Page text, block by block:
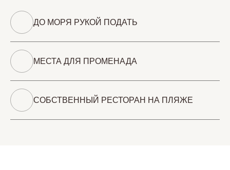
ДО МОРЯ РУКОЙ ПОДАТЬ
МЕСТА ДЛЯ ПРОМЕНАДА
СОБСТВЕННЫЙ РЕСТОРАН НА ПЛЯЖЕ